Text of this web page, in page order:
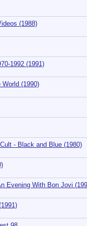
(1988)
1992 (1991)
(1990)
- Black and Blue (1980)
Evening With Bon Jovi